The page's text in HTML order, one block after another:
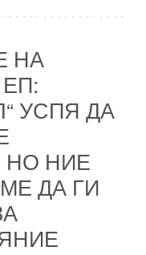
НА
УСПЯ ДА
НО НИЕ
ДА ГИ